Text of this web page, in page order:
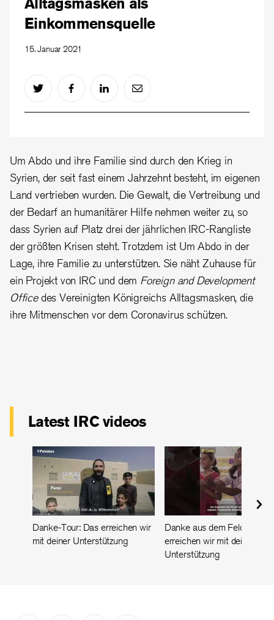
Einkommensquelle
15. Januar 2021
Um Abdo und ihre Familie sind durch den Krieg in
Syrien, der seit fast einem Jahrzehnt besteht, im eigenen
Land vertrieben wurden. Die Gewalt, die Vertreibung und
der Bedarf an humanitärer Hilfe nehmen weiter zu, so
dass Syrien auf Platz drei der jährlichen IRC-Rangliste
der größten Krisen steht. Trotzdem ist Um Abdo in der
Lage, ihre Familie zu unterstützen. Sie näht Zuhause für
ein Projekt von IRC und dem Foreign and Development
Officedes Vereinigten Königreichs Alltagsmasken, die
ihre Mitmenschen vor dem Coronavirus schützen.
Latest IRC videos
Danke-Tour: Das erreichen wir
mit deiner Unterstützung
Danke aus dem Feld: Das
erreichen wir mit deiner
Unterstützung